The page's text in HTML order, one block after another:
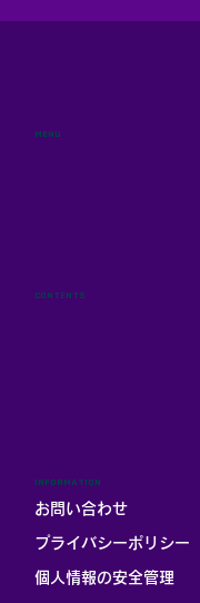
MENU
CONTENTS
INFORMATION
お問い合わせ
プライバシーポリシー
個人情報の安全管理